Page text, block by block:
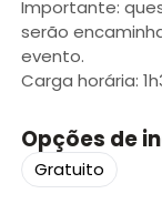
Importante:
serão
evento.
Carga horária:
Opções de
Gratuito